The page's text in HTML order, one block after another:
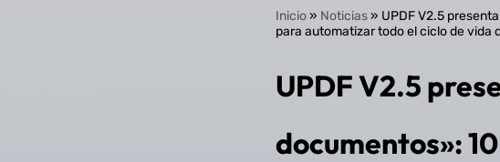
Inicio» Noticias» UPDF V2.5
para automatizar todo el ciclo de vida
UPDF V2.5
documentos»: